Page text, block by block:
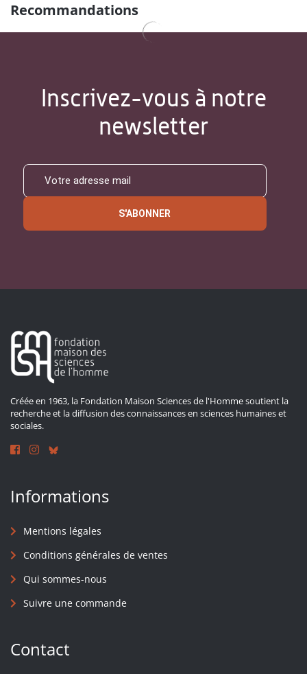
Recommandations
Inscrivez-vous à notre
newsletter
S'ABONNER
Créée en 1963, la Fondation Maison Sciences de l'Homme soutient la
recherche et la diffusion des connaissances en sciences humaines et
sociales.
Informations
Mentions légales
Conditions générales de ventes
Qui sommes-nous
Suivre une commande
Contact